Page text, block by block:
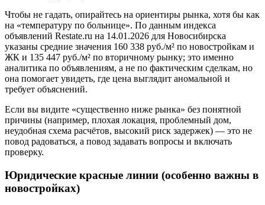
Чтобы не гадать, опирайтесь на ориентиры рынка, хотя бы как
на «температуру по больнице». По данным индекса
объявлений Restate.ru на 14.01.2026 для Новосибирска
указаны средние значения 160 338 руб./м² по новостройкам и
ЖК и 135 447 руб./м² по вторичному рынку; это именно
аналитика по объявлениям, а не по фактическим сделкам, но
она помогает увидеть, где цена выглядит аномальной и
требует объяснений.
Если вы видите «существенно ниже рынка» без понятной
причины (например, плохая локация, проблемный дом,
неудобная схема расчётов, высокий риск задержек) — это не
повод радоваться, а повод задавать вопросы и включать
проверку.
Юридические красные линии (особенно важны в
новостройках)